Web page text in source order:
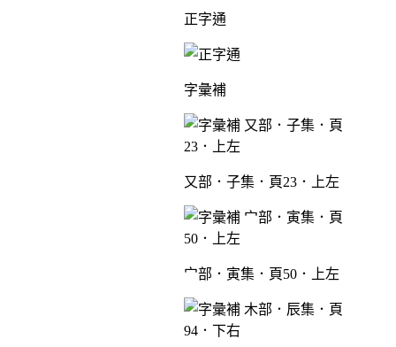
正字通
字彙補
又部．子集．頁23．上左
宀部．寅集．頁50．上左